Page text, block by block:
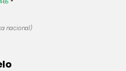
*
nacional)